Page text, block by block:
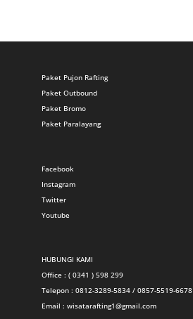
Paket Pujon Rafting
Paket Outbound
Paket Bromo
Paket Paralayang
Facebook
Instagram
Twitter
Youtube
HUBUNGI KAMI
Office : ( 0341 ) 598 299
Telepon : 0812-3289-5834 / 0857-5519-6678
Email : wisatarafting1@gmail.com